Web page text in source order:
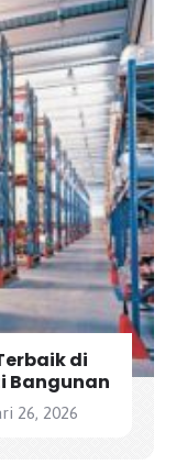
di
Bangunan
26, 2026